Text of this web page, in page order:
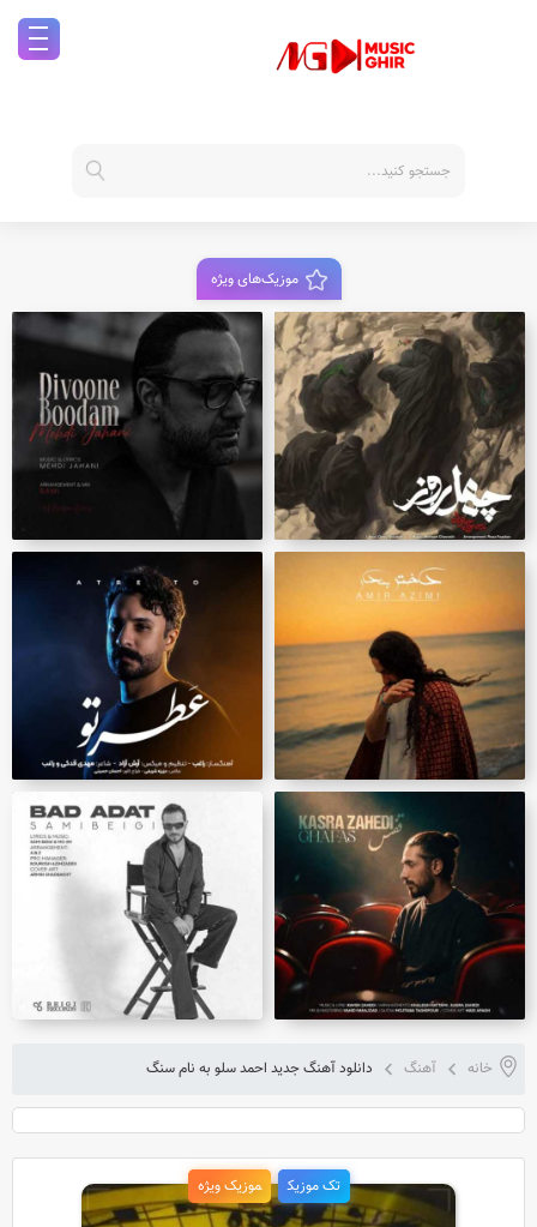
موزیک‌های ویژه
خانه آهنگ دانلود آهنگ جدید احمد سلو به نام سنگ
تک موزیک موزیک ویژه